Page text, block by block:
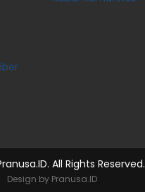
All Rights Reserved.
Design by Pranusa.ID